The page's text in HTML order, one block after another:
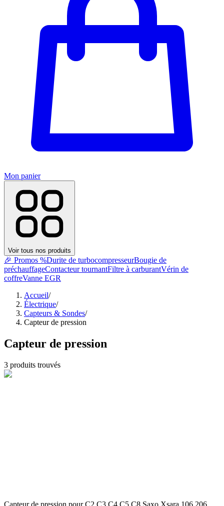
Mon panier
Voir tous nos produits
🎉 Promos %Durite de turbocompresseurBougie de
préchauffageContacteur tournantFiltre à carburantVérin de
coffreVanne EGR
Accueil/
Électrique/
Capteurs & Sondes/
Capteur de pression
Capteur de pression
3 produits trouvés
Capteur de pression pour C2 C3 C4 C5 C8 Saxo Xsara 106 206